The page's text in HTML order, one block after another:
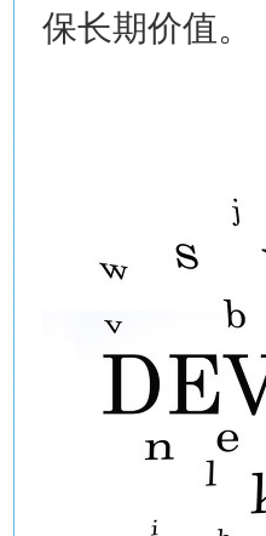
保长期价值。